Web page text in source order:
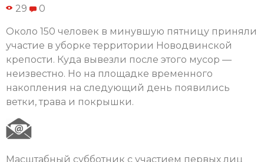
29 0
Около 150 человек в минувшую пятницу приняли
участие в уборке территории Новодвинской
крепости. Куда вывезли после этого мусор —
неизвестно. Но на площадке временного
накопления на следующий день появились
ветки, трава и покрышки.
Масштабный субботник с участием первых лиц